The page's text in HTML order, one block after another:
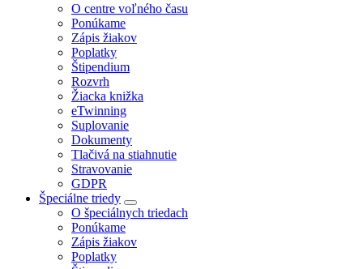
O centre voľného času
Ponúkame
Zápis žiakov
Poplatky
Štipendium
Rozvrh
Žiacka knižka
eTwinning
Suplovanie
Dokumenty
Tlačivá na stiahnutie
Stravovanie
GDPR
Špeciálne triedy
O špeciálnych triedach
Ponúkame
Zápis žiakov
Poplatky